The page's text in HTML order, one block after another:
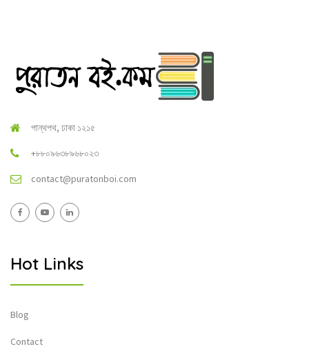
পান্থপথ, ঢাকা ১২১৫
+৮৮০৯৬৩৮৯৬৮০২৩
contact@puratonboi.com
Hot Links
Blog
Contact